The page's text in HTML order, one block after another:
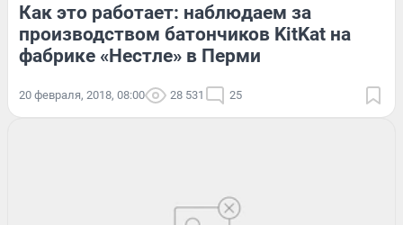
Как это работает: наблюдаем за
производством батончиков KitKat на
фабрике «Нестле» в Перми
20 февраля, 2018, 08:00 28 531 25